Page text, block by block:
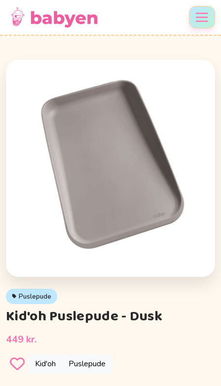
Puslepude
Kid'oh Puslepude - Dusk
449 kr.
Kid'oh Puslepude